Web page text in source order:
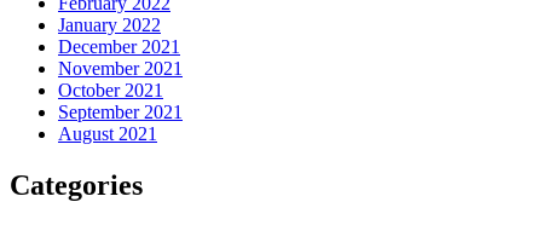
January 2022
December 2021
November 2021
October 2021
September 2021
August 2021
Categories